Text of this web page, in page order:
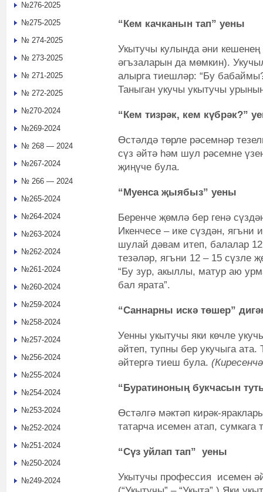
“Кем качканын тап” уены
Укытучы кулында әни
әгъзаларын да мөмкин).
алырга тиешләр: “Бу
Таныган укучы укытучы
“Кем тизрәк, кем күбрәк?”
Өстәлдә төрле рәсемнәр
сүз әйтә hәм шул рәсемне
җиңүче була.
“Муенса җыябыз” уены
Беренче җөмлә бер генә
Икенчесе – ике сүздән, ягъни
шулай дәвам итеп, балалар
тезәләр, ягъни 12 – 15 сүзле
“Бу зур, акыллы, матур аю
бал ярата”.
“Саннарны искә төшер”
Уенны укытучы яки көчле
әйтеп, тупны бер укучыга ата.
әйтергә тиеш була.
“Буратиноның букчасын
Өстәлгә мәктәп кирәк-
татарча исемен атап,
“Сүз уйлап тап” уены
Укытучы профессия исемен
№276-2025
№275-2025
№ 274-2025
№ 273-2025
№ 271-2025
№ 272-2025
№270-2024
№269-2024
№ 268 — 2024
№267-2024
№ 266 — 2024
№265-2024
№264-2024
№263-2024
№262-2024
№261-2024
№260-2024
№259-2024
№258-2024
№257-2024
№256-2024
№255-2024
№254-2024
№253-2024
№252-2024
№251-2024
№250-2024
№249-2024